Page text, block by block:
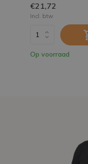
€21,72
Incl. btw
Op voorraad